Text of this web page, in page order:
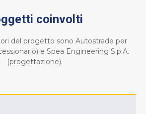
coinvolti
del progetto sono Autostrade per
e Spea Engineering S.p.A.
(progettazione).